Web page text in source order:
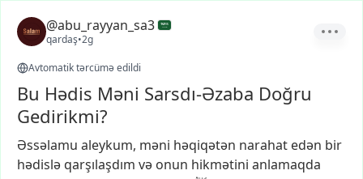
@abu_rayyan_sa3
qardaş•2g
Avtomatik tərcümə edildi
Bu Hədis Məni Sarsdı-Əzaba Doğru
Gedirikmi?
Əssəlamu aleykum, məni həqiqətən narahat edən bir
hədislə qarşılaşdım və onun hikmətini anlamaqda